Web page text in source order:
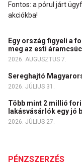
Fontos: a pórul járt
akciókba!
Egy ország figyeli a
meg az esti
2026. AUGUSZTUS 7.
Sereghajtó
2026. JÚLIUS 31.
Több mint 2 millió
lakásvásárlók egy jó
2026. JÚLIUS 27.
PÉNZSZERZÉS